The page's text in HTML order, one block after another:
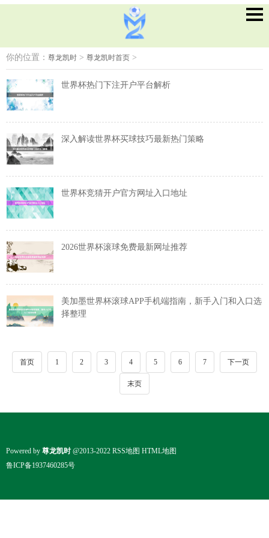
你的位置： 尊龙凯时 > 尊龙凯时首页 >
世界杯热门下注开户平台解析
深入解读世界杯买球技巧最新热门策略
世界杯竞猜开户官方网址入口地址
2026世界杯滚球免费最新网址推荐
美加墨世界杯滚球APP手机端指南，新手入门和入口选
择整理
首页 1 2 3 4 5 6 7 下一页
末页
Powered by 尊龙凯时@2013-2022 RSS地图 HTML地图
鲁ICP备1937460285号